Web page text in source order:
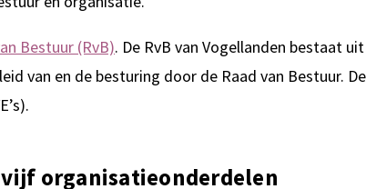
Bestuur (RvB). De RvB van Vogellanden bestaat
van en de besturing door de Raad van Bestuur.
organisatieonderdelen